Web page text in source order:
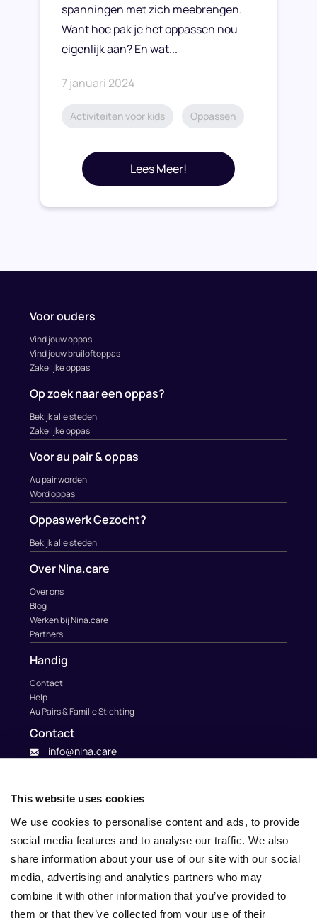
This website uses cookies
We use cookies to personalise content and ads, to provide
social media features and to analyse our traffic. We also
share information about your use of our site with our social
media, advertising and analytics partners who may
combine it with other information that you’ve provided to
them or that they’ve collected from your use of their
spanningen met zich meebrengen.
Want hoe pak je het oppassen nou
eigenlijk aan? En wat...
7 januari 2024
Activiteiten voor kids Oppassen
Lees Meer!
Voor ouders
Vind jouw oppas
Vind jouw bruiloftoppas
Zakelijke oppas
Op zoek naar een oppas?
Bekijk alle steden
Zakelijke oppas
Voor au pair & oppas
Au pair worden
Word oppas
Oppaswerk Gezocht?
Bekijk alle steden
Over Nina.care
Over ons
Blog
Werken bij Nina.care
Partners
Handig
Contact
Help
Au Pairs & Familie Stichting
Contact
info@nina.care